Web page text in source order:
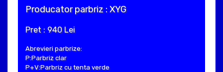
Producator parbriz : XYG
Pret : 940 Lei
Abrevieri parbrize:
P:Parbriz clar
P+V:Parbriz cu tenta verde